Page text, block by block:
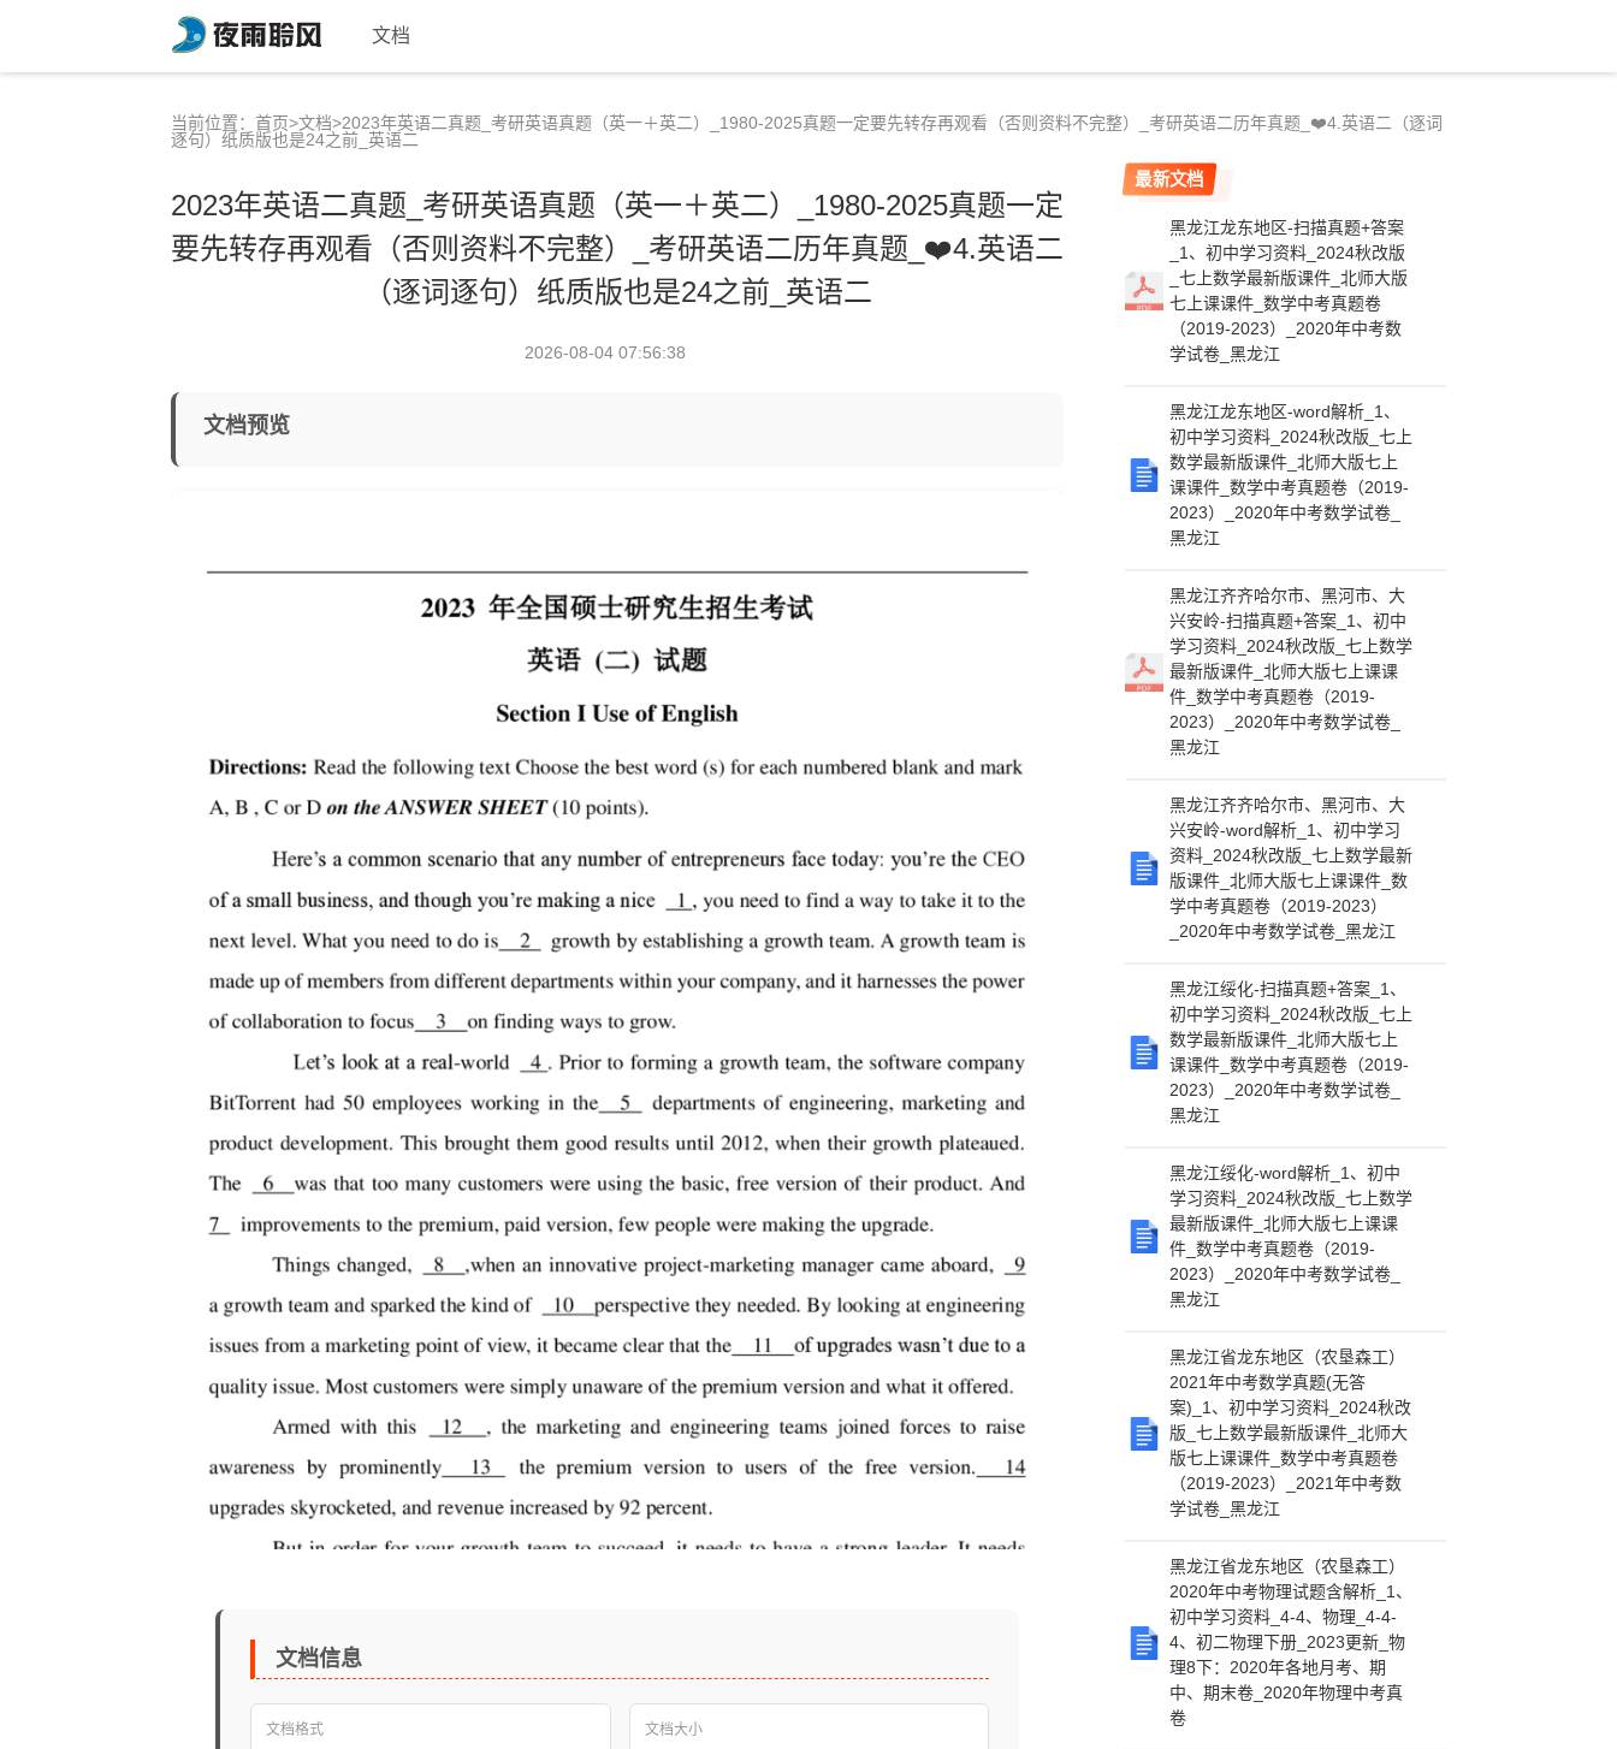
文档
当前位置： 首页>文档>2023年英语二真题_考研英语真题（英一＋英二）_1980-2025真题一定要先转存再观看（否则资料不完整）_考研英语二历年真题_❤️4.英语二（逐词
逐句）纸质版也是24之前_英语二
2023年英语二真题_考研英语真题（英一＋英二）_1980-2025真题一定
要先转存再观看（否则资料不完整）_考研英语二历年真题_❤️4.英语二
（逐词逐句）纸质版也是24之前_英语二
2026-08-04 07:56:38
文档预览
文档信息
文档格式 文档大小
最新文档
黑龙江龙东地区-扫描真题+答案
_1、初中学习资料_2024秋改版
_七上数学最新版课件_北师大版
七上课课件_数学中考真题卷
（2019-2023）_2020年中考数
学试卷_黑龙江
黑龙江龙东地区-word解析_1、
初中学习资料_2024秋改版_七上
数学最新版课件_北师大版七上
课课件_数学中考真题卷（2019-
2023）_2020年中考数学试卷_
黑龙江
黑龙江齐齐哈尔市、黑河市、大
兴安岭-扫描真题+答案_1、初中
学习资料_2024秋改版_七上数学
最新版课件_北师大版七上课课
件_数学中考真题卷（2019-
2023）_2020年中考数学试卷_
黑龙江
黑龙江齐齐哈尔市、黑河市、大
兴安岭-word解析_1、初中学习
资料_2024秋改版_七上数学最新
版课件_北师大版七上课课件_数
学中考真题卷（2019-2023）
_2020年中考数学试卷_黑龙江
黑龙江绥化-扫描真题+答案_1、
初中学习资料_2024秋改版_七上
数学最新版课件_北师大版七上
课课件_数学中考真题卷（2019-
2023）_2020年中考数学试卷_
黑龙江
黑龙江绥化-word解析_1、初中
学习资料_2024秋改版_七上数学
最新版课件_北师大版七上课课
件_数学中考真题卷（2019-
2023）_2020年中考数学试卷_
黑龙江
黑龙江省龙东地区（农垦森工）
2021年中考数学真题(无答
案)_1、初中学习资料_2024秋改
版_七上数学最新版课件_北师大
版七上课课件_数学中考真题卷
（2019-2023）_2021年中考数
学试卷_黑龙江
黑龙江省龙东地区（农垦森工）
2020年中考物理试题含解析_1、
初中学习资料_4-4、物理_4-4-
4、初二物理下册_2023更新_物
理8下：2020年各地月考、期
中、期末卷_2020年物理中考真
卷